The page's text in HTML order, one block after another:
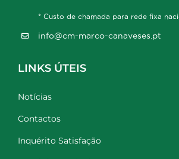
* Custo de chamada para rede fixa
info@cm-marco-canaveses.pt
LINKS ÚTEIS
Notícias
Contactos
Inquérito Satisfação